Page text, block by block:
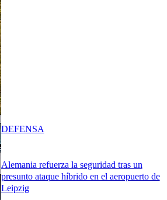
Alemania refuerza la seguridad tras un
presunto ataque híbrido en el aeropuerto de
Leipzig
DEFENSA